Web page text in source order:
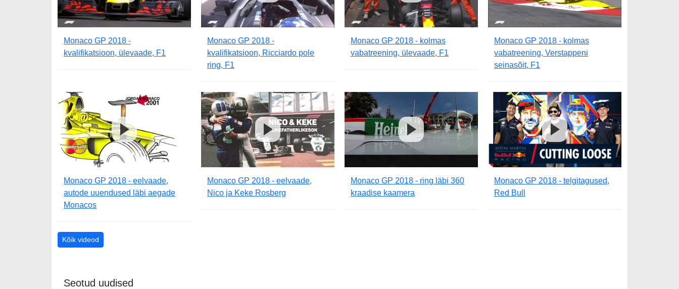
Monaco GP 2018 -
kvalifikatsioon, ülevaade, F1
Monaco GP 2018 -
kvalifikatsioon, Ricciardo pole
ring, F1
Monaco GP 2018 - kolmas
vabatreening, ülevaade, F1
Monaco GP 2018 - kolmas
vabatreening, Verstappeni
seinasõit, F1
Monaco GP 2018 - eelvaade,
autode uuendused läbi aegade
Monacos
Monaco GP 2018 - eelvaade,
Nico ja Keke Rosberg
Monaco GP 2018 - ring läbi 360
kraadise kaamera
Monaco GP 2018 - telgitagused,
Red Bull
Kõik videod
Seotud uudised